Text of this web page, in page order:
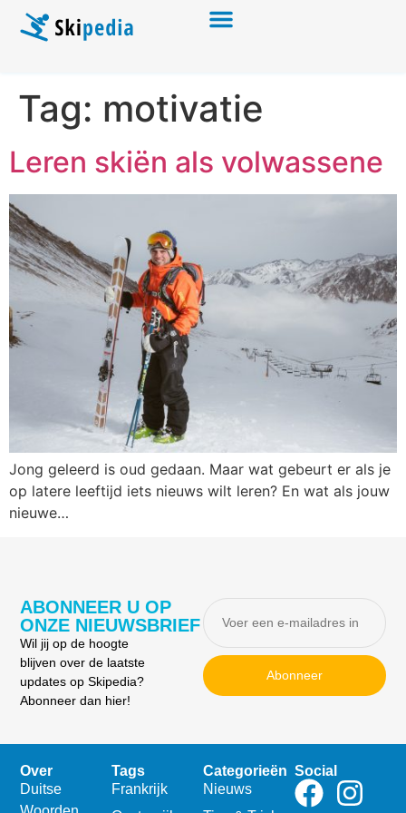
Tag: motivatie
Leren skiën als volwassene
Jong geleerd is oud gedaan. Maar wat gebeurt er als je
op latere leeftijd iets nieuws wilt leren? En wat als jouw
nieuwe…
ABONNEER U OP
ONZE NIEUWSBRIEF
Wil jij op de hoogte
blijven over de laatste
updates op Skipedia?
Abonneer dan hier!
Abonneer
Over
Duitse
Tags
Frankrijk
Categorieën
Nieuws
Social